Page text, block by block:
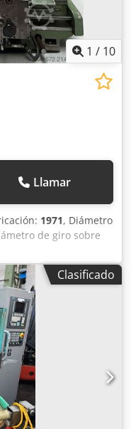
1 / 10
Llamar
1971, Diámetro
de giro sobre
mm Cedpfx Aaoyq
1450 mm
150 - 650 mm
del husillo: 4,25 -
mm/vuelta Motor
1450 mm Potencia
aprox. 6 t
1,6 m
Clasificado